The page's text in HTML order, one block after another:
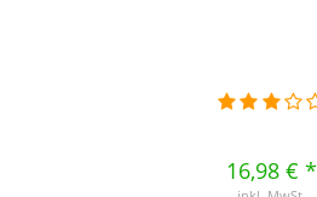
16,98 € *